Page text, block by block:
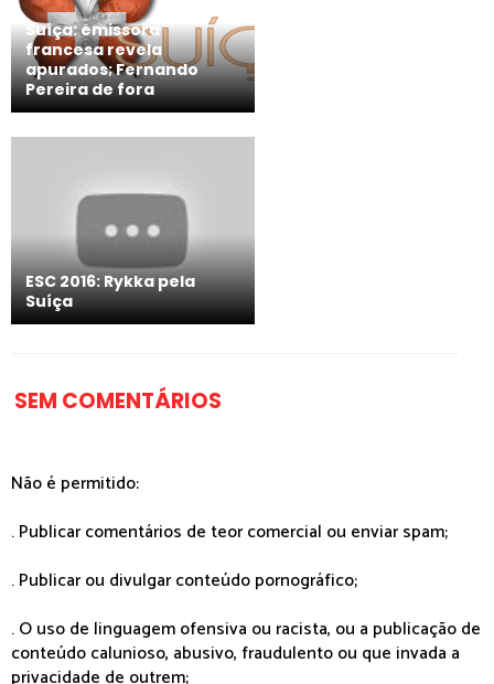
Suíça: emissora
francesa revela
apurados; Fernando
Pereira de fora
ESC 2016: Rykka pela
Suíça
SEM COMENTÁRIOS
Não é permitido:
. Publicar comentários de teor comercial ou enviar spam;
. Publicar ou divulgar conteúdo pornográfico;
. O uso de linguagem ofensiva ou racista, ou a publicação de
conteúdo calunioso, abusivo, fraudulento ou que invada a